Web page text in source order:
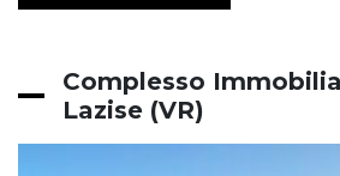
Complesso
Lazise (VR)